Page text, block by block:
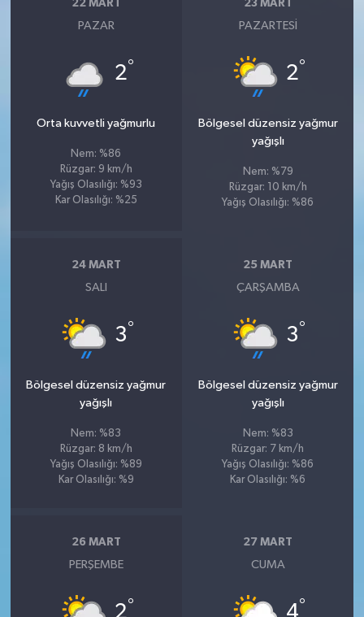
22 MART
PAZAR
2°
Orta kuvvetli yağmurlu
Nem: %86
Rüzgar: 9 km/h
Yağış Olasılığı: %93
Kar Olasılığı: %25
23 MART
PAZARTESI
2°
Bölgesel düzensiz yağmur
yağışlı
Nem: %79
Rüzgar: 10 km/h
Yağış Olasılığı: %86
24 MART
SALI
3°
Bölgesel düzensiz yağmur
yağışlı
Nem: %83
Rüzgar: 8 km/h
Yağış Olasılığı: %89
Kar Olasılığı: %9
25 MART
ÇARŞAMBA
3°
Bölgesel düzensiz yağmur
yağışlı
Nem: %83
Rüzgar: 7 km/h
Yağış Olasılığı: %86
Kar Olasılığı: %6
26 MART
PERŞEMBE
2°
27 MART
CUMA
4°